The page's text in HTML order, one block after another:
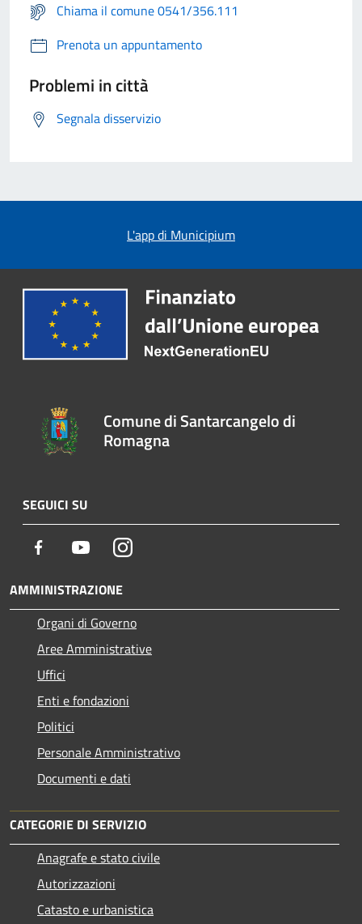
Chiama il comune 0541/356.111
Prenota un appuntamento
Problemi in città
Segnala disservizio
L'app di Municipium
Comune di Santarcangelo di
Romagna
SEGUICI SU
Facebook YoutubeInstagram
AMMINISTRAZIONE
Organi di Governo
Aree Amministrative
Uffici
Enti e fondazioni
Politici
Personale Amministrativo
Documenti e dati
CATEGORIE DI SERVIZIO
Anagrafe e stato civile
Autorizzazioni
Catasto e urbanistica